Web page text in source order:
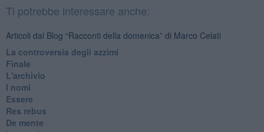
Ti potrebbe interessare anche:
Articoli dal Blog “Racconti della domenica” di Marco Celati
La controversia degli azzimi
Finale
L'archivio
I nomi
Essere
Res rebus
De mente